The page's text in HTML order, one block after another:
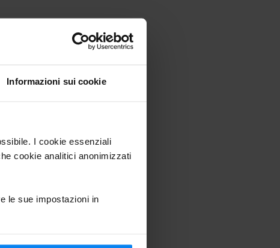
Informazioni sui cookie
I cookie essenziali
cookie analitici anonimizzati
le sue impostazioni in